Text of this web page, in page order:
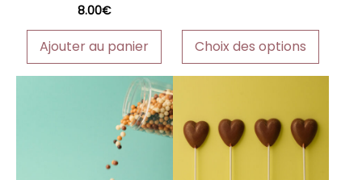
8.00€
Ajouter au panier Choix des options
page
du
produit
produit
plusieurs
variations.